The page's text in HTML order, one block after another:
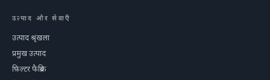
उत्पाद और सेवाएँ
उत्पाद श्रृंखला
प्रमुख उत्पाद
फ़िल्टर फैब्रिक